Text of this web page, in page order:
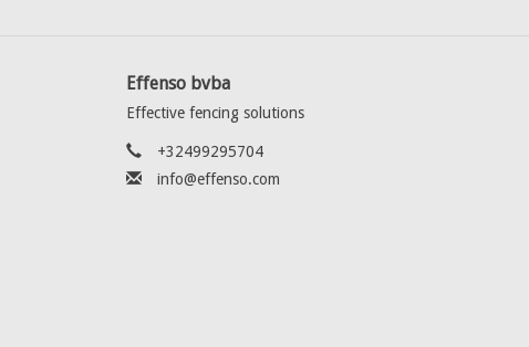
Effenso bvba
Effective fencing solutions
+32499295704
info@effenso.com